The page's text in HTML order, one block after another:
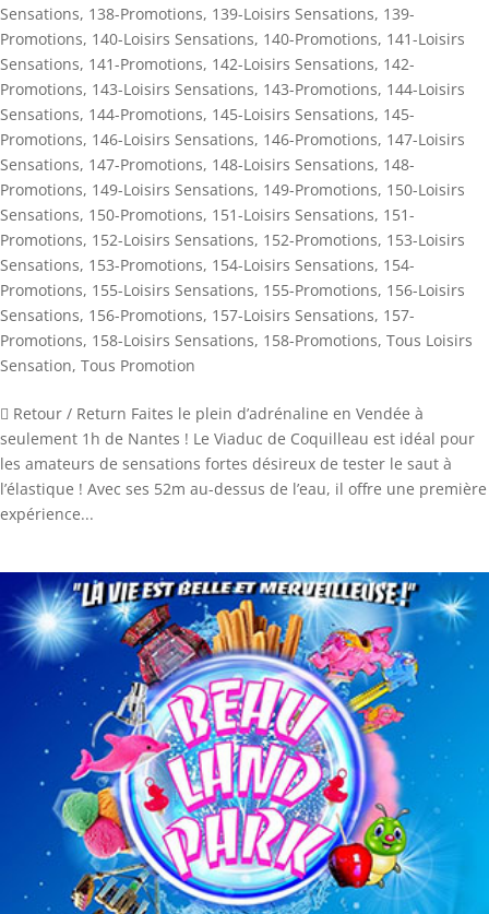
Sensations, 138-Promotions, 139-Loisirs Sensations, 139-
Promotions, 140-Loisirs Sensations, 140-Promotions, 141-Loisirs
Sensations, 141-Promotions, 142-Loisirs Sensations, 142-
Promotions, 143-Loisirs Sensations, 143-Promotions, 144-Loisirs
Sensations, 144-Promotions, 145-Loisirs Sensations, 145-
Promotions, 146-Loisirs Sensations, 146-Promotions, 147-Loisirs
Sensations, 147-Promotions, 148-Loisirs Sensations, 148-
Promotions, 149-Loisirs Sensations, 149-Promotions, 150-Loisirs
Sensations, 150-Promotions, 151-Loisirs Sensations, 151-
Promotions, 152-Loisirs Sensations, 152-Promotions, 153-Loisirs
Sensations, 153-Promotions, 154-Loisirs Sensations, 154-
Promotions, 155-Loisirs Sensations, 155-Promotions, 156-Loisirs
Sensations, 156-Promotions, 157-Loisirs Sensations, 157-
Promotions, 158-Loisirs Sensations, 158-Promotions, Tous Loisirs
Sensation, Tous Promotion
 Retour / Return Faites le plein d’adrénaline en Vendée à
seulement 1h de Nantes ! Le Viaduc de Coquilleau est idéal pour
les amateurs de sensations fortes désireux de tester le saut à
l’élastique ! Avec ses 52m au-dessus de l’eau, il offre une première
expérience...